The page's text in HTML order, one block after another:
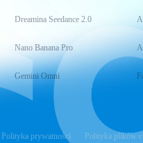
Dreamina Seedance 2.0
Nano Banana Pro
Gemini Omni
Polityka prywatności Polityka plików